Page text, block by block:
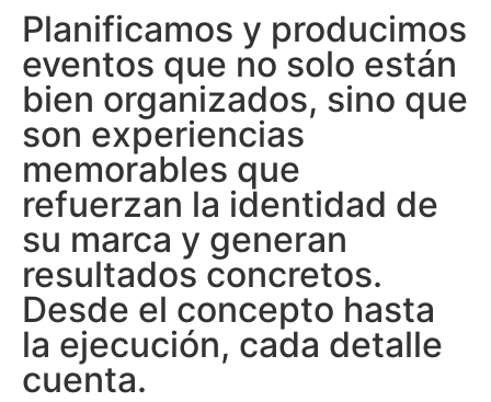
Planificamos y producimos
eventos que no solo están
bien organizados, sino que
son experiencias
memorables que
refuerzan la identidad de
su marca y generan
resultados concretos.
Desde el concepto hasta
la ejecución, cada detalle
cuenta.